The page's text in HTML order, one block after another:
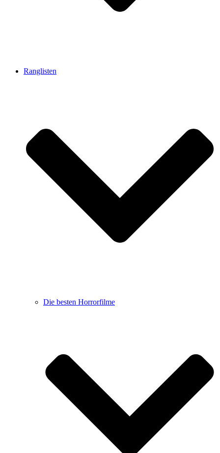
Ranglisten
Die besten Horrorfilme